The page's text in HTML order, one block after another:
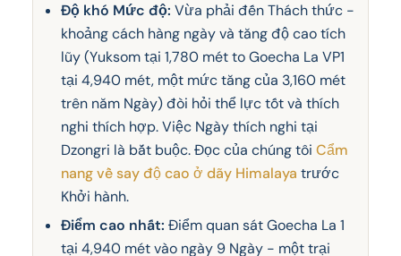
Độ khó Mức độ: Vừa phải đến Thách thức -
khoảng cách hàng ngày và tăng độ cao tích
lũy (Yuksom tại 1,780 mét to Goecha La VP1
tại 4,940 mét, một mức tăng của 3,160 mét
trên năm Ngày) đòi hỏi thể lực tốt và thích
nghi thích hợp. Việc Ngày thích nghi tại
Dzongri là bắt buộc. Đọc của chúng tôi Cẩm
nang về say độ cao ở dãy Himalaya trước
Khởi hành.
Điểm cao nhất: Điểm quan sát Goecha La 1
tại 4,940 mét vào ngày 9 Ngày - một trại